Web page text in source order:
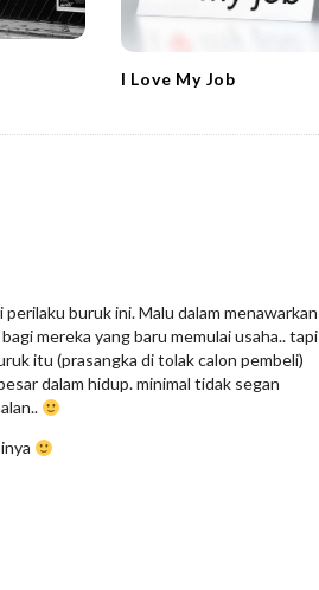
I Love My Job
buruk ini. Malu dalam menawarkan
mereka yang baru memulai usaha.. tapi
itu (prasangka di tolak calon pembeli)
dalam hidup. minimal tidak segan